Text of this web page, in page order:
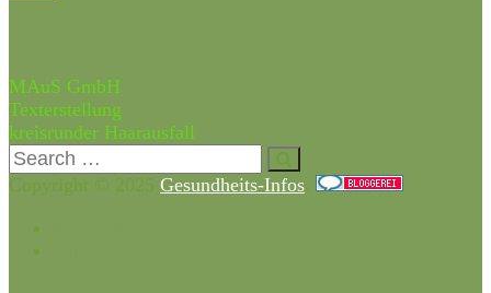
MAuS GmbH
Texterstellung
kreisrunder Haarausfall
Copyright © 2025 Gesundheits-Infos.